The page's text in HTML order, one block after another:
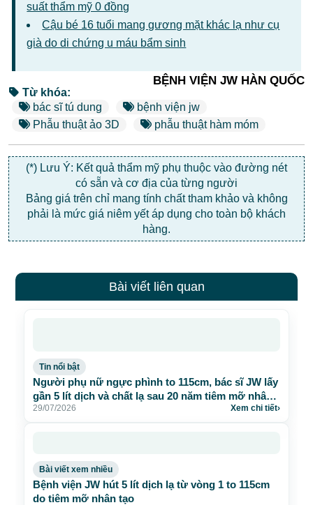
suất thẩm mỹ 0 đồng
Cậu bé 16 tuổi mang gương mặt khác lạ như cụ
già do di chứng u máu bẩm sinh
BỆNH VIỆN JW HÀN QUỐC
Từ khóa:
bác sĩ tú dung
bệnh viện jw
Phẫu thuật ảo 3D
phẫu thuật hàm móm
(*) Lưu Ý: Kết quả thẩm mỹ phụ thuộc vào đường nét
có sẵn và cơ địa của từng người
Bảng giá trên chỉ mang tính chất tham khảo và không
phải là mức giá niêm yết áp dụng cho toàn bộ khách
hàng.
Bài viết liên quan
Tin nổi bật
Người phụ nữ ngực phình to 115cm, bác sĩ JW lấy
gần 5 lít dịch và chất lạ sau 20 năm tiêm mỡ nhân
tạo
29/07/2026 Xem chi tiết›
Bài viết xem nhiều
Bệnh viện JW hút 5 lít dịch lạ từ vòng 1 to 115cm
do tiêm mỡ nhân tạo